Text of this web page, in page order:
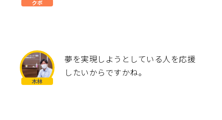
夢を実現しようとしている人を応援
したいからですかね。